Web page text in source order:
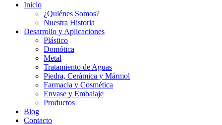
Inicio
¿Quiénes Somos?
Nuestra Historia
Desarrollo y Aplicaciones
Plástico
Domótica
Metal
Tratamiento de Aguas
Piedra, Cerámica y Mármol
Farmacia y Cosmética
Envase y Embalaje
Productos
Blog
Contacto